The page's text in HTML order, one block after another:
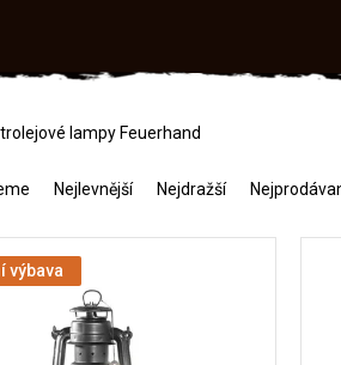
lampy Feuerhand
Nejlevnější Nejdražší
výbava